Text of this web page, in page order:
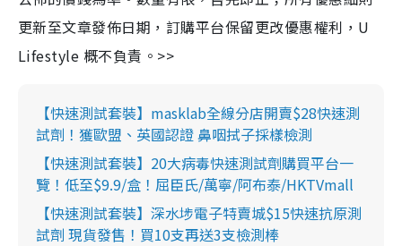
更新至文章發佈日期，訂購平台保留更改優惠權利，U
Lifestyle 概不負責。>>
【快速測試套裝】masklab全線分店開賣$28快速測
試劑！獲歐盟、英國認證 鼻咽拭子採樣檢測
【快速測試套裝】20大病毒快速測試劑購買平台一
覽！低至$9.9/盒！屈臣氏/萬寧/阿布泰/HKTVmall
【快速測試套裝】深水埗電子特賣城$15快速抗原測
試劑 現貨發售！買10支再送3支檢測棒